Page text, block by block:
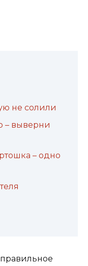
не солили
– выверни
– одно